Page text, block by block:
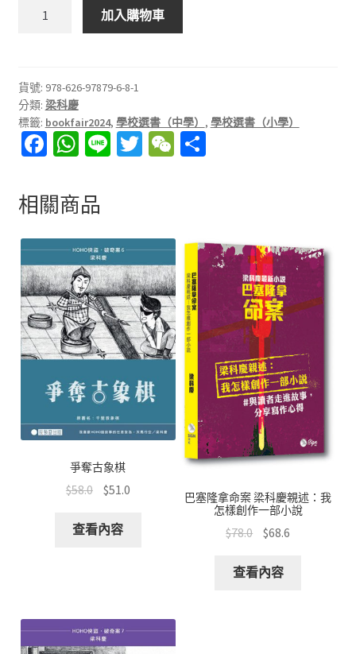
見
數
量
加入購物車
貨號: 978-626-97879-6-8-1
分類: 梁科慶
標籤: bookfair2024, 學校選書（中學） , 學校選書（小學）
Fa
b
o
o
k
W
at
sA
p
p
Li T W
at
分
相關商品
爭奪古象棋
$58.0 $51.0
查看內容
巴塞隆拿命案 梁科慶親述：我
怎樣創作一部小說
$78.0 $68.6
查看內容